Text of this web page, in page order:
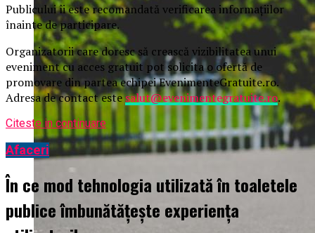
Publicului îi este recomandată verificarea informațiilor
înainte de participare.
Organizatorii care doresc să crească vizibilitatea unui
eveniment cu acces gratuit pot solicita o ofertă de
promovare din partea echipei EvenimenteGratuite.ro.
Adresa de contact estesalut@evenimentegratuite.ro.
Citeste in continuare
Afaceri
În ce mod tehnologia utilizată în toaletele
publice îmbunătățește experiența